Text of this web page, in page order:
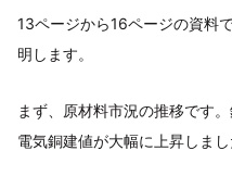
13ページから16ページの資料
明します。
まず、原材料市況の推移です
電気銅建値が大幅に上昇しまし